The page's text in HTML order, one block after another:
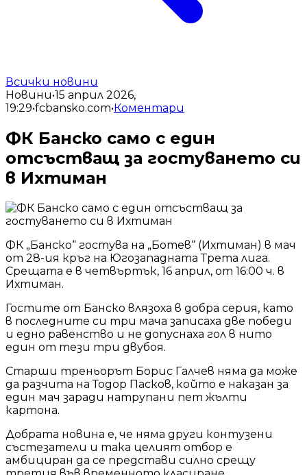
Всички новини
Новини•15 април 2026,
19:29•fcbansko.com•Коментари
ФК Банско само с един
отсъстващ за гостуването си
в Ихтиман
ФК „Банско“ гостува на „Ботев“ (Ихтиман) в мач
от 28-ия кръг на Югозападната Трета лига.
Срещата е в четвъртък, 16 април, от 16:00 ч. в
Ихтиман.
Гостите от Банско влязоха в добра серия, като
в последните си три мача записаха две победи
и едно равенство и не допуснаха гол в нито
един от тези три двубоя.
Старши треньорът Борис Галчев няма да може
да разчита на Тодор Пасков, който е наказан за
един мач заради натрупани пет жълти
картона.
Добрата новина е, че няма други контузени
състезатели и така целият отбор е
амбициран да се представи силно срещу